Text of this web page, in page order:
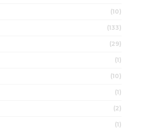
(10)
(133)
(29)
(1)
(10)
(1)
(2)
(1)